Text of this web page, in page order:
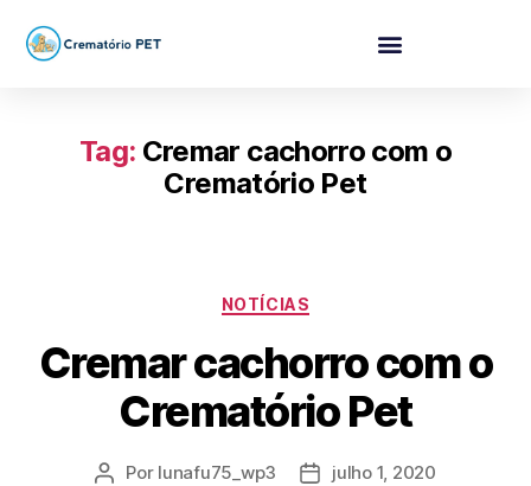
Tag: Cremar cachorro com o
Crematório Pet
NOTÍCIAS
Cremar cachorro com o
Crematório Pet
Por lunafu75_wp3
julho 1, 2020